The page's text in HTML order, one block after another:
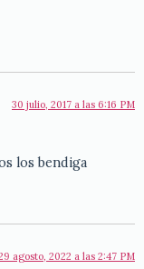
30 julio, 2017 a las 6:16 PM
los bendiga
agosto, 2022 a las 2:47 PM